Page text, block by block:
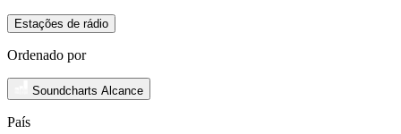
Estações de rádio
Ordenado por
Soundcharts Alcance
País